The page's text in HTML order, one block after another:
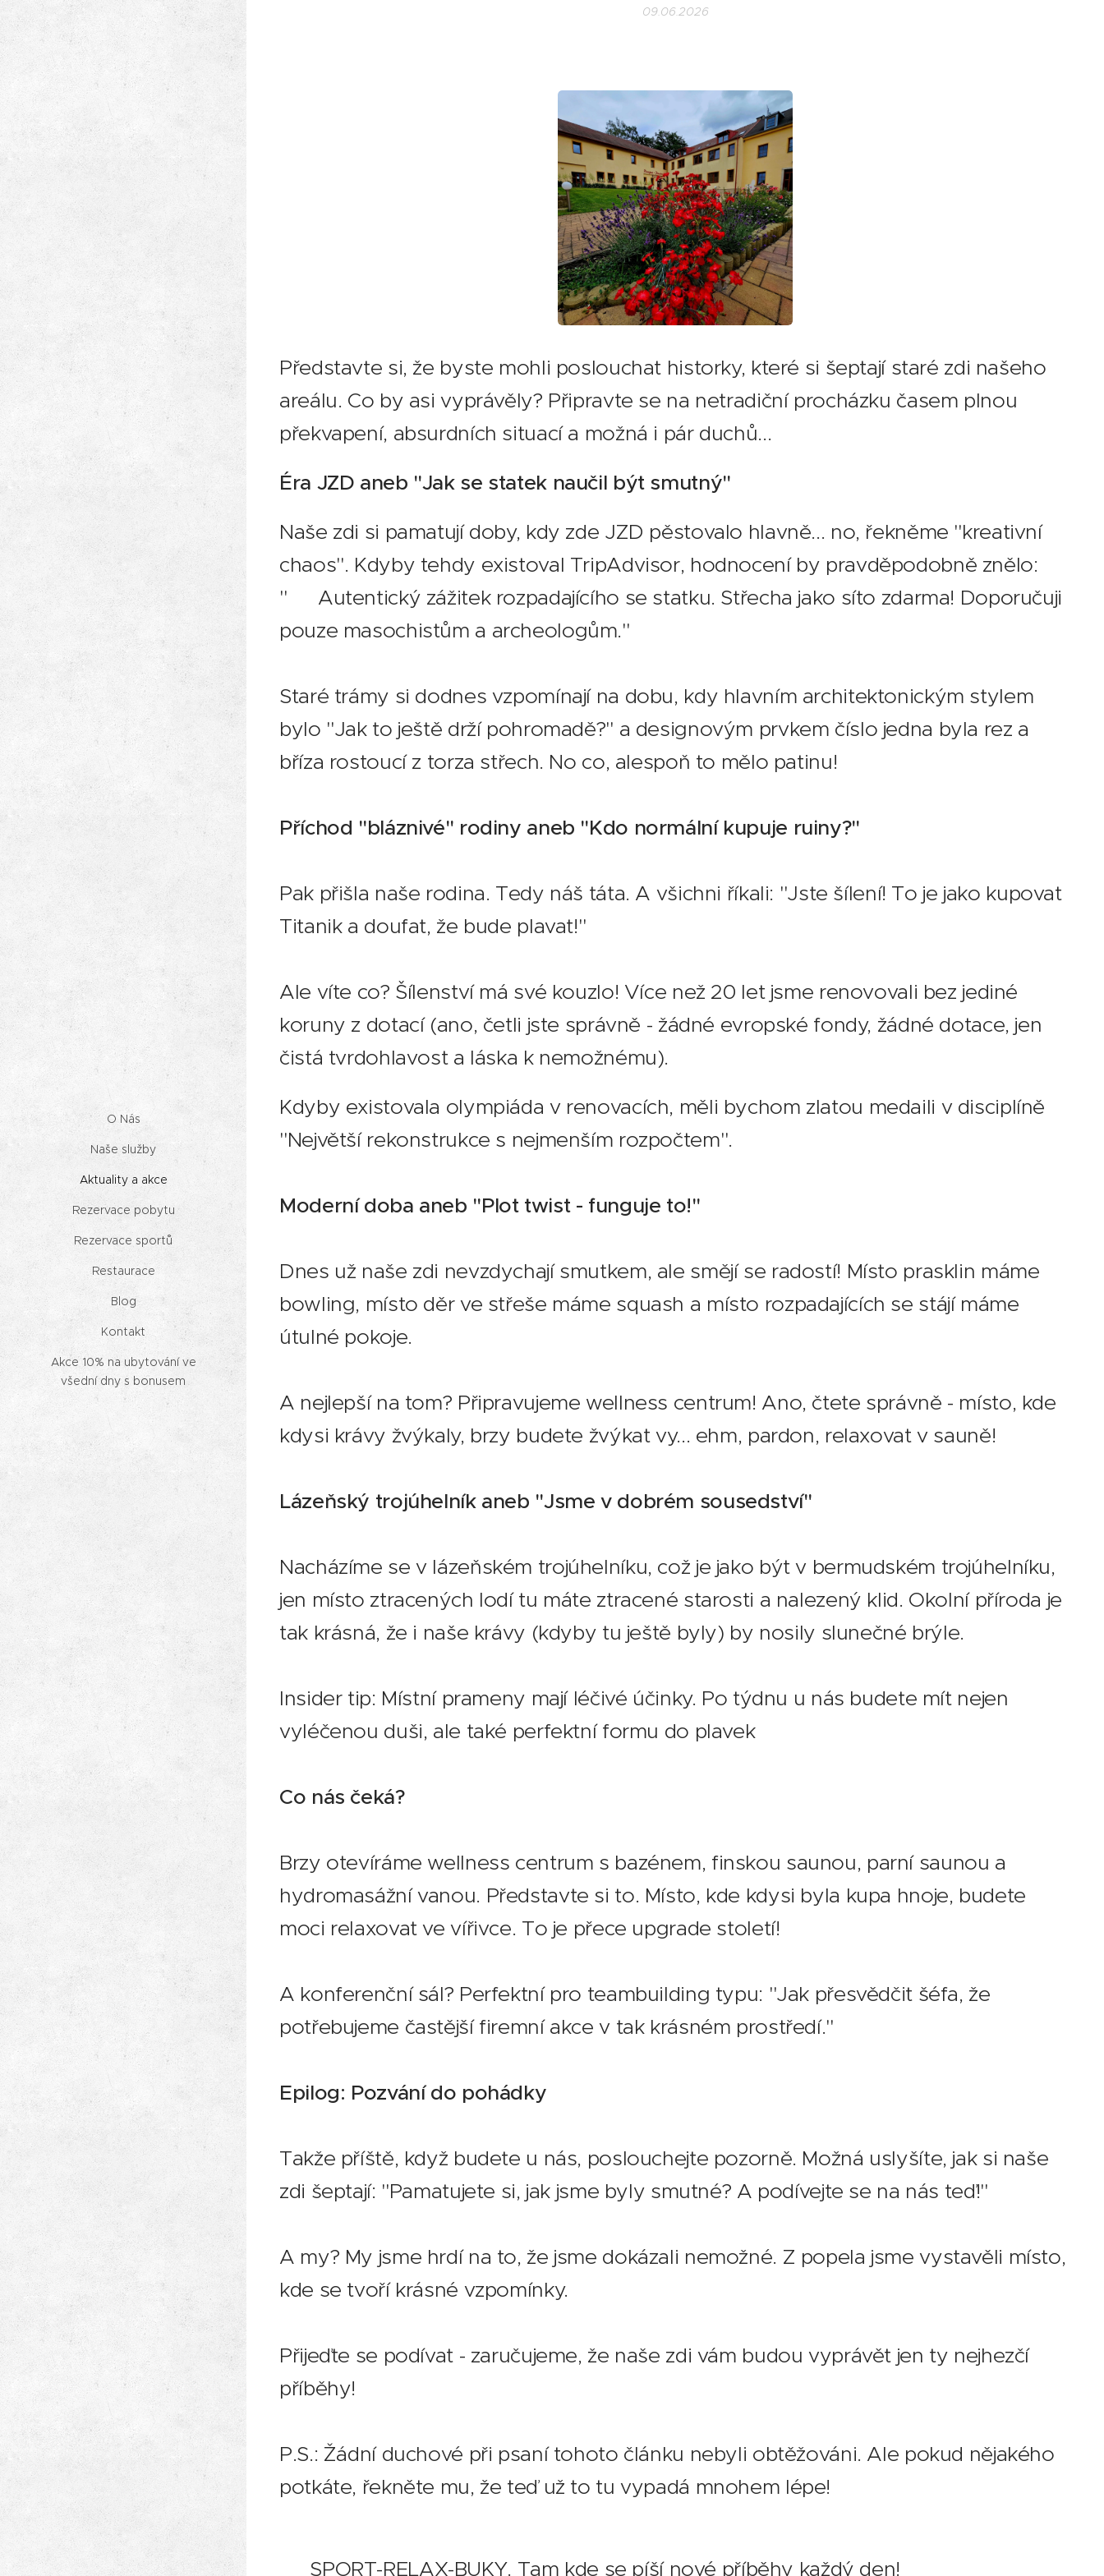
O Nás
Naše služby
Aktuality a akce
Rezervace pobytu
Rezervace sportů
Restaurace
Blog
Kontakt
Akce 10% na ubytování ve
všední dny s bonusem
09.06.2026
Představte si, že byste mohli poslouchat historky, které si šeptají staré zdi našeho
areálu. Co by asi vyprávěly? Připravte se na netradiční procházku časem plnou
překvapení, absurdních situací a možná i pár duchů... 👻
Éra JZD aneb "Jak se statek naučil být smutný"
Naše zdi si pamatují doby, kdy zde JZD pěstovalo hlavně... no, řekněme "kreativní
chaos". Kdyby tehdy existoval TripAdvisor, hodnocení by pravděpodobně znělo:
"⭐ Autentický zážitek rozpadajícího se statku. Střecha jako síto zdarma! Doporučuji
pouze masochistům a archeologům."
Staré trámy si dodnes vzpomínají na dobu, kdy hlavním architektonickým stylem
bylo "Jak to ještě drží pohromadě?" a designovým prvkem číslo jedna byla rez a
bříza rostoucí z torza střech. No co, alespoň to mělo patinu! 😄
Příchod "bláznivé" rodiny aneb "Kdo normální kupuje ruiny?"
Pak přišla naše rodina. Tedy náš táta. A všichni říkali: "Jste šílení! To je jako kupovat
Titanik a doufat, že bude plavat!"
Ale víte co? Šílenství má své kouzlo! Více než 20 let jsme renovovali bez jediné
koruny z dotací (ano, četli jste správně - žádné evropské fondy, žádné dotace, jen
čistá tvrdohlavost a láska k nemožnému).
Kdyby existovala olympiáda v renovacích, měli bychom zlatou medaili v disciplíně
"Největší rekonstrukce s nejmenším rozpočtem". 🏅
Moderní doba aneb "Plot twist - funguje to!"
Dnes už naše zdi nevzdychají smutkem, ale smějí se radostí! Místo prasklin máme
bowling, místo děr ve střeše máme squash a místo rozpadajících se stájí máme
útulné pokoje.
A nejlepší na tom? Připravujeme wellness centrum! Ano, čtete správně - místo, kde
kdysi krávy žvýkaly, brzy budete žvýkat vy... ehm, pardon, relaxovat v sauně! 🧖‍♀️
Lázeňský trojúhelník aneb "Jsme v dobrém sousedství"
Nacházíme se v lázeňském trojúhelníku, což je jako být v bermudském trojúhelníku,
jen místo ztracených lodí tu máte ztracené starosti a nalezený klid. Okolní příroda je
tak krásná, že i naše krávy (kdyby tu ještě byly) by nosily slunečné brýle.
Insider tip: Místní prameny mají léčivé účinky. Po týdnu u nás budete mít nejen
vyléčenou duši, ale také perfektní formu do plavek 🎳
Co nás čeká?
Brzy otevíráme wellness centrum s bazénem, finskou saunou, parní saunou a
hydromasážní vanou. Představte si to. Místo, kde kdysi byla kupa hnoje, budete
moci relaxovat ve vířivce. To je přece upgrade století!
A konferenční sál? Perfektní pro teambuilding typu: "Jak přesvědčit šéfa, že
potřebujeme častější firemní akce v tak krásném prostředí." 😉
Epilog: Pozvání do pohádky
Takže příště, když budete u nás, poslouchejte pozorně. Možná uslyšíte, jak si naše
zdi šeptají: "Pamatujete si, jak jsme byly smutné? A podívejte se na nás teď!"
A my? My jsme hrdí na to, že jsme dokázali nemožné. Z popela jsme vystavěli místo,
kde se tvoří krásné vzpomínky.
Přijeďte se podívat - zaručujeme, že naše zdi vám budou vyprávět jen ty nejhezčí
příběhy! ❤️
P.S.: Žádní duchové při psaní tohoto článku nebyli obtěžováni. Ale pokud nějakého
potkáte, řekněte mu, že teď už to tu vypadá mnohem lépe! 👻
📍 SPORT-RELAX-BUKY. Tam kde se píší nové příběhy každý den!